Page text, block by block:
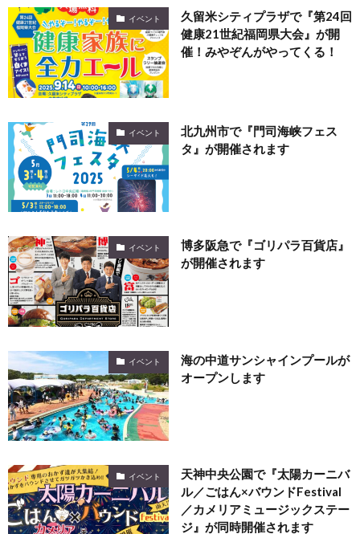
イベント
久留米シティプラザで『第24回
健康21世紀福岡県大会』が開
催！みやぞんがやってくる！
イベント
北九州市で『門司海峡フェス
タ』が開催されます
イベント
博多阪急で『ゴリパラ百貨店』
が開催されます
イベント
海の中道サンシャインプールが
オープンします
イベント
天神中央公園で『太陽カーニバ
ル／ごはん×バウンドFestival
／カメリアミュージックステー
ジ』が同時開催されます